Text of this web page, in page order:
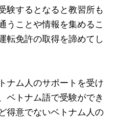
験するとなると教習所も
うことや情報を集めるこ
転免許の取得を諦めてし
ナム人のサポートを受け
ベトナム語で受験ができ
得意でないベトナム人の